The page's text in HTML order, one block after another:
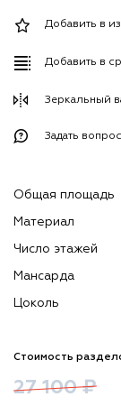
Добавить в
Добавить в
Зеркальный
Задать
Общая площадь
Материал
Число этажей
Мансарда
Цоколь
Стоимость
27 100 ₽